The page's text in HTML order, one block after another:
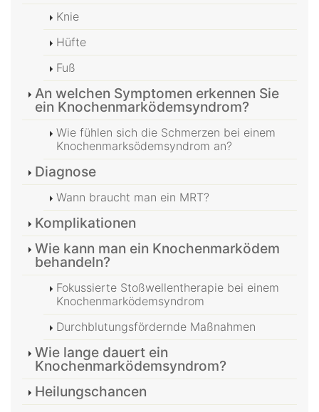
Knie
Hüfte
Fuß
An welchen Symptomen erkennen Sie
ein Knochenmarködemsyndrom?
Wie fühlen sich die Schmerzen bei einem
Knochenmarksödemsyndrom an?
Diagnose
Wann braucht man ein MRT?
Komplikationen
Wie kann man ein Knochenmarködem
behandeln?
Fokussierte Stoßwellentherapie bei einem
Knochenmarködemsyndrom
Durchblutungsfördernde Maßnahmen
Wie lange dauert ein
Knochenmarködemsyndrom?
Heilungschancen